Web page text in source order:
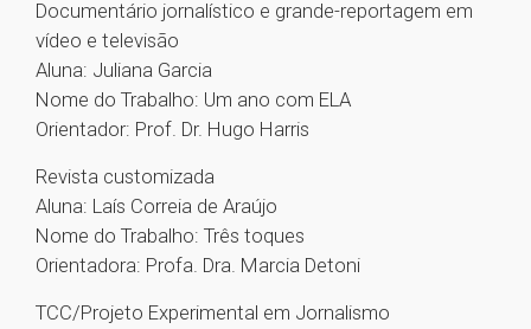
Documentário jornalístico e grande-reportagem em
vídeo e televisão
Aluna: Juliana Garcia
Nome do Trabalho: Um ano com ELA
Orientador: Prof. Dr. Hugo Harris
Revista customizada
Aluna: Laís Correia de Araújo
Nome do Trabalho: Três toques
Orientadora: Profa. Dra. Marcia Detoni
TCC/Projeto Experimental em Jornalismo